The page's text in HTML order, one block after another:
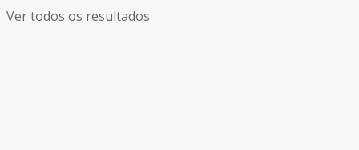
Ver todos os resultados